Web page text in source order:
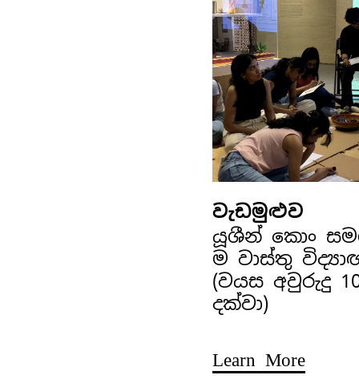
වැඩමුළුව
යූශීන් කොං
ම වාස්තු
(වයස අවුරුදු
දක්වා)
Learn More